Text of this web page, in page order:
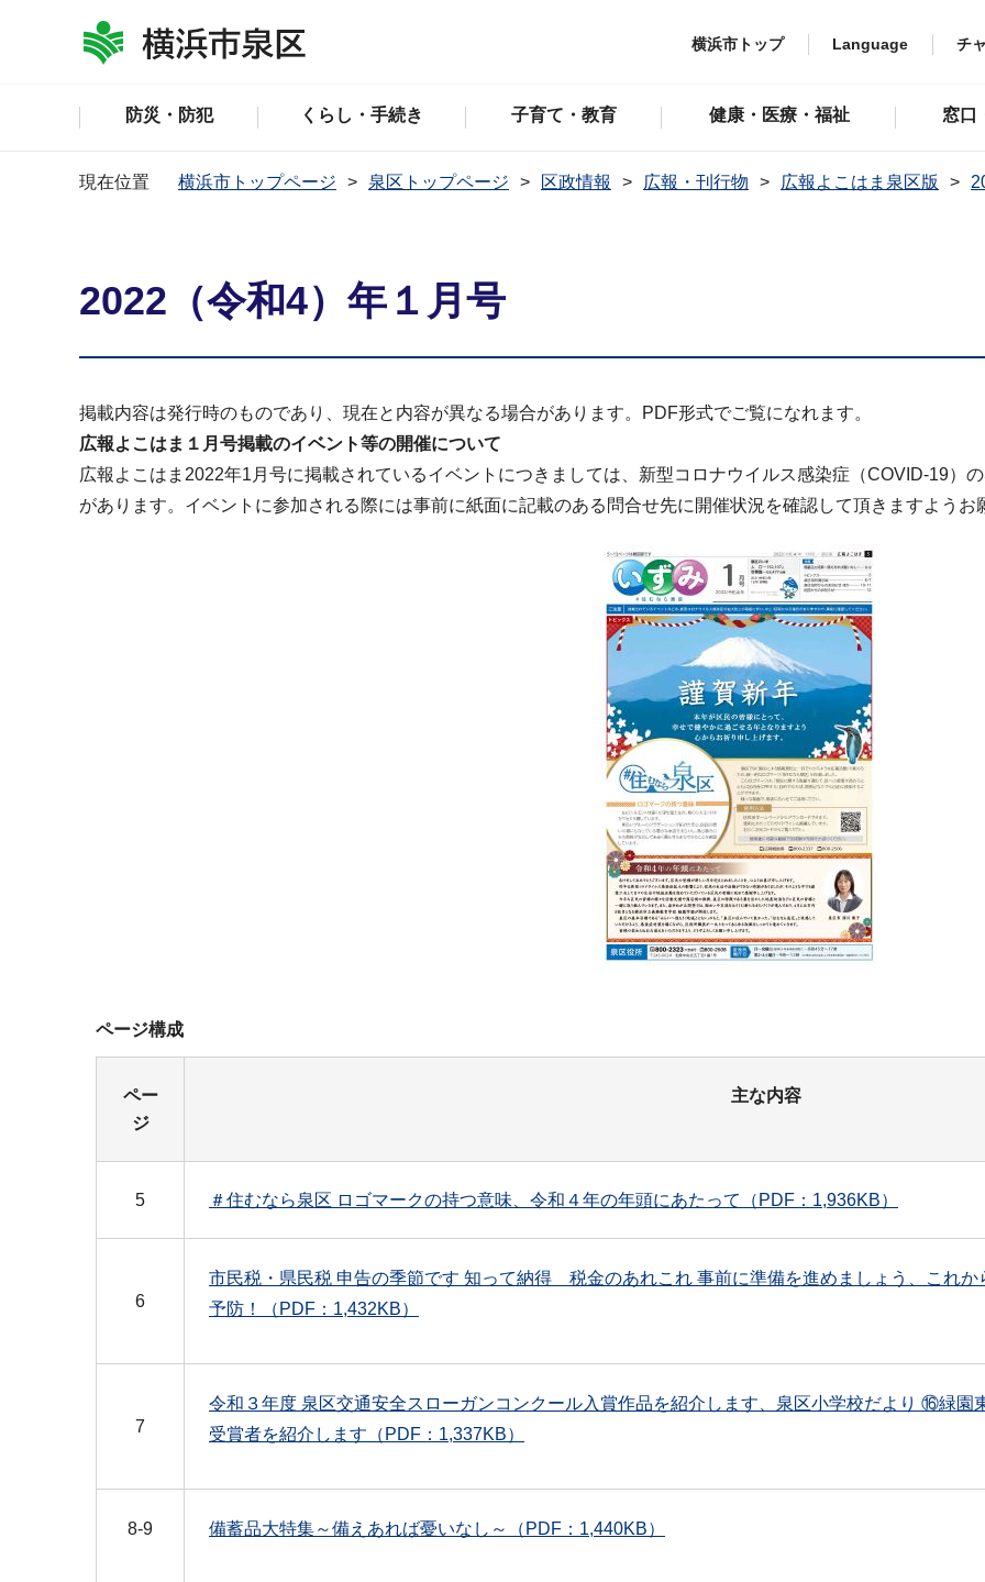
横浜市トップ Language チ
防災・防犯 くらし・手続き 子育て・教育 健康・医療・福祉 窓口
現在位置 横浜市トップページ 泉区トップページ 区政情報 広報・刊行物 広報よこはま泉区版
2022（令和4）年１月号
掲載内容は発行時のものであり、現在と内容が異なる場合があります。PDF形式でご覧になれます。
広報よこはま１ 月号掲載のイベント等の開催について
広報よこはま2022年1月号に掲載されているイベントにつきましては、新型コロナウイルス感染症（COVID-19）
があります。イベントに参加される際には事前に紙面に記載のある問合せ先に開催状況を確認して頂きますようお
ページ構成
ペー
ジ
主な内容
5 ＃住むなら泉区 ロゴマークの持つ意味、令和４年の年頭にあたって（PDF：1,936KB）
6
市民税・県民税 申告の季節です 知って納得 税金のあれこれ 事前に準備を進めましょう、これ
予防！（PDF：1,432KB）
7
令和３年度 泉区交通安全スローガンコンクール入賞作品を紹介します、泉区小学校だより ⑯緑園
受賞者を紹介します（PDF：1,337KB）
8-9 備蓄品大特集～備えあれば憂いなし～（PDF：1,440KB）